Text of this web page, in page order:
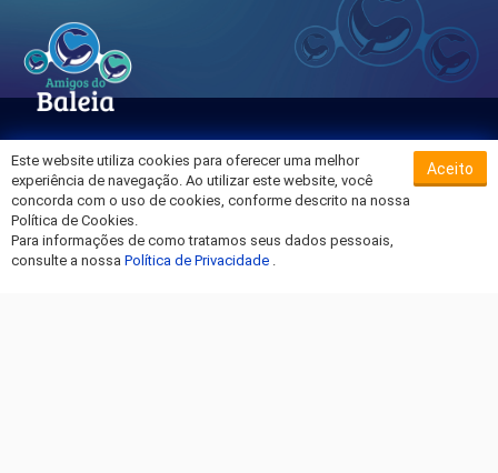
Sobre o Hospital da Baleia
Termos de Uso
Política de Privacidade
Entre em Contato
Este website utiliza cookies para oferecer uma melhor
experiência de navegação. Ao utilizar este website, você
concorda com o uso de cookies, conforme descrito na nossa
Política de Cookies.
Para informações de como tratamos seus dados pessoais,
consulte a nossa Política de Privacidade .
Aceito